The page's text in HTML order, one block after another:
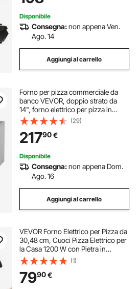
Disponibile
Consegna:non appena Ven.
Ago. 14
Aggiungi al carrello
Forno per pizza commerciale da
banco VEVOR, doppio strato da
14", forno elettrico per pizza in
acciaio inox con pietra e maniglia,
macchina per pizza multiuso per
interni per ristoranti, pretzel al forno
(29)
21790€
Disponibile
Consegna:non appena Dom.
Ago. 16
Aggiungi al carrello
VEVOR Forno Elettrico per Pizza da
30,48 cm, Cuoci Pizza Elettrico per
la Casa 1200 W con Pietra in
Cordierite, Temperatura a 5
Modalità, Finestra di
Visualizzazione, Riscalda Fino a
420 °C, Rosso
(1)
7990€